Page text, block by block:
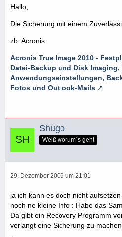
Hallo,
Die Sicherung mit einem
zb. Acronis:
Acronis True Image 2010 -
Datei-Backup und Disk
Anwendungseinstellungen,
Fotos und Outlook-Mails
Shugo
Weiß worum´s geht
29. Dezember 2009 um 21:01
ja ich kann es doch nicht
noch ne kleine Info : Habe das
Da gibt ein Recovery Programm
verlangt eine Sicherung zu